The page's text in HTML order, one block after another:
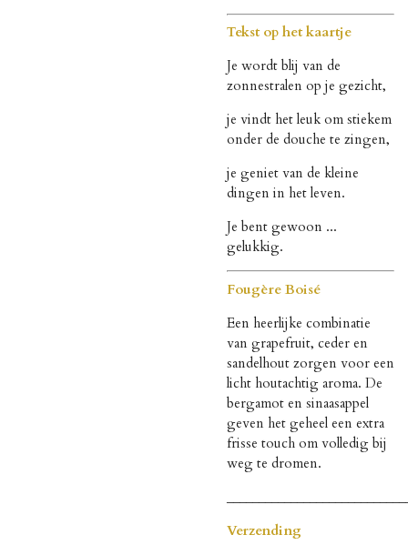
Tekst op het kaartje
Je wordt blij van de
zonnestralen op je gezicht,
je vindt het leuk om stiekem
onder de douche te zingen,
je geniet van de kleine
dingen in het leven.
Je bent gewoon ...
gelukkig.
Fougère Boisé
Een heerlijke combinatie
van grapefruit, ceder en
sandelhout zorgen voor een
licht houtachtig aroma. De
bergamot en sinaasappel
geven het geheel een extra
frisse touch om volledig bij
weg te dromen.
Verzending